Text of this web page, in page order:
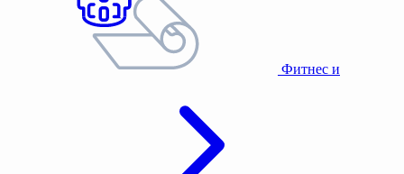
Фитнес и